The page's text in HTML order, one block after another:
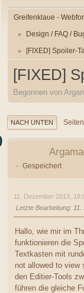
Greifenklaue -
► Design / FAQ /
► [FIXED] Spoiler-
[FIXED]
Begonnen von
NACH UNTEN Seiten
Gespeichert
11. Dezember 2013,
Letzte Bearbeitung: 11.
Hallo, wie mir im
funktionieren die
Textkasten mit
not allowed to view
den Editier-Tools
führen die gleiche